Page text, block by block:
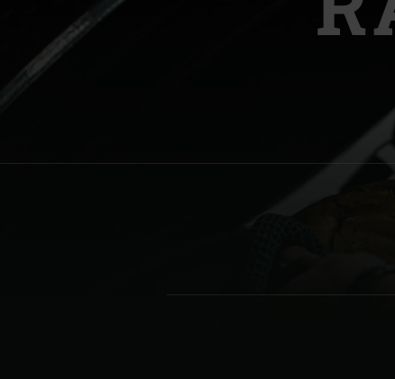
Denmark | Danmark